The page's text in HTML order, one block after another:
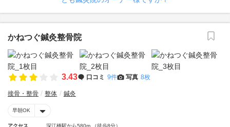
かねつぐ鍼灸整骨院
3.43 口コミ 9件 写真 8枚
接骨・整骨 整体 鍼灸
早朝OK
アクセス 深江橋駅から580m （徒歩8分）